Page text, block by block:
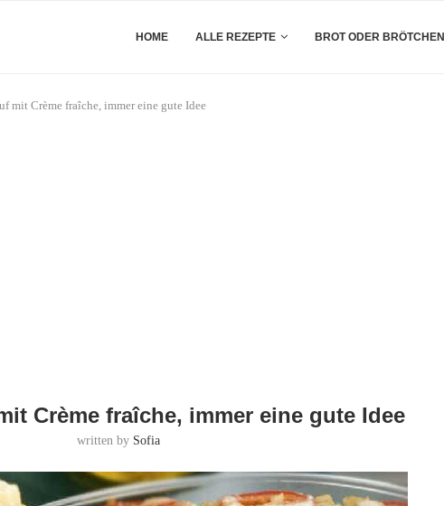
HOME ALLE REZEPTE BROT ODER BRÖTCHEN
mit Crème fraîche, immer eine gute Idee
Crème fraîche, immer eine gute Idee
written by Sofia